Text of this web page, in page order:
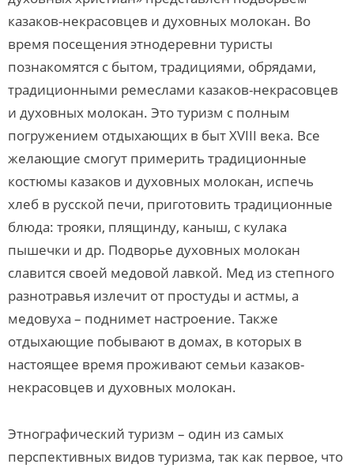
казаков-некрасовцев и духовных молокан. Во
время посещения этнодеревни туристы
познакомятся с бытом, традициями, обрядами,
традиционными ремеслами казаков-некрасовцев
и духовных молокан. Это туризм с полным
погружением отдыхающих в быт XVIII века. Все
желающие смогут примерить традиционные
костюмы казаков и духовных молокан, испечь
хлеб в русской печи, приготовить традиционные
блюда: трояки, плящинду, каныш, с кулака
пышечки и др. Подворье духовных молокан
славится своей медовой лавкой. Мед из степного
разнотравья излечит от простуды и астмы, а
медовуха – поднимет настроение. Также
отдыхающие побывают в домах, в которых в
настоящее время проживают семьи казаков-
некрасовцев и духовных молокан.
Этнографический туризм – один из самых
перспективных видов туризма, так как первое, что